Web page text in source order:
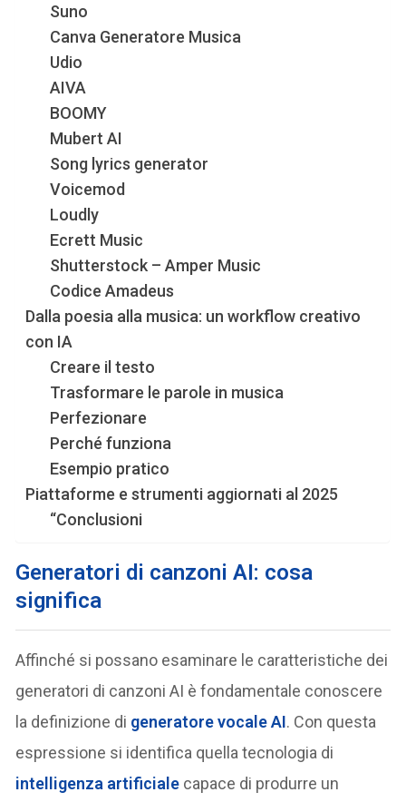
Suno
Canva Generatore Musica
Udio
AIVA
BOOMY
Mubert AI
Song lyrics generator
Voicemod
Loudly
Ecrett Music
Shutterstock – Amper Music
Codice Amadeus
Dalla poesia alla musica: un workflow creativo
con IA
Creare il testo
Trasformare le parole in musica
Perfezionare
Perché funziona
Esempio pratico
Piattaforme e strumenti aggiornati al 2025
“Conclusioni
Generatori di canzoni AI: cosa
significa
Affinché si possano esaminare le caratteristiche dei
generatori di canzoni AI è fondamentale conoscere
la definizione di generatore vocale AI. Con questa
espressione si identifica quella tecnologia di
intelligenza artificiale capace di produrre un